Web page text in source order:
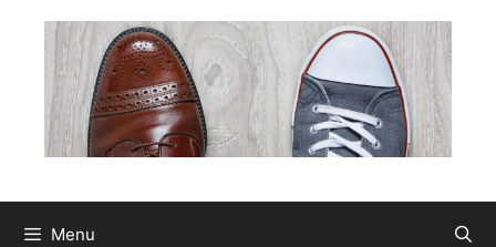
Menu